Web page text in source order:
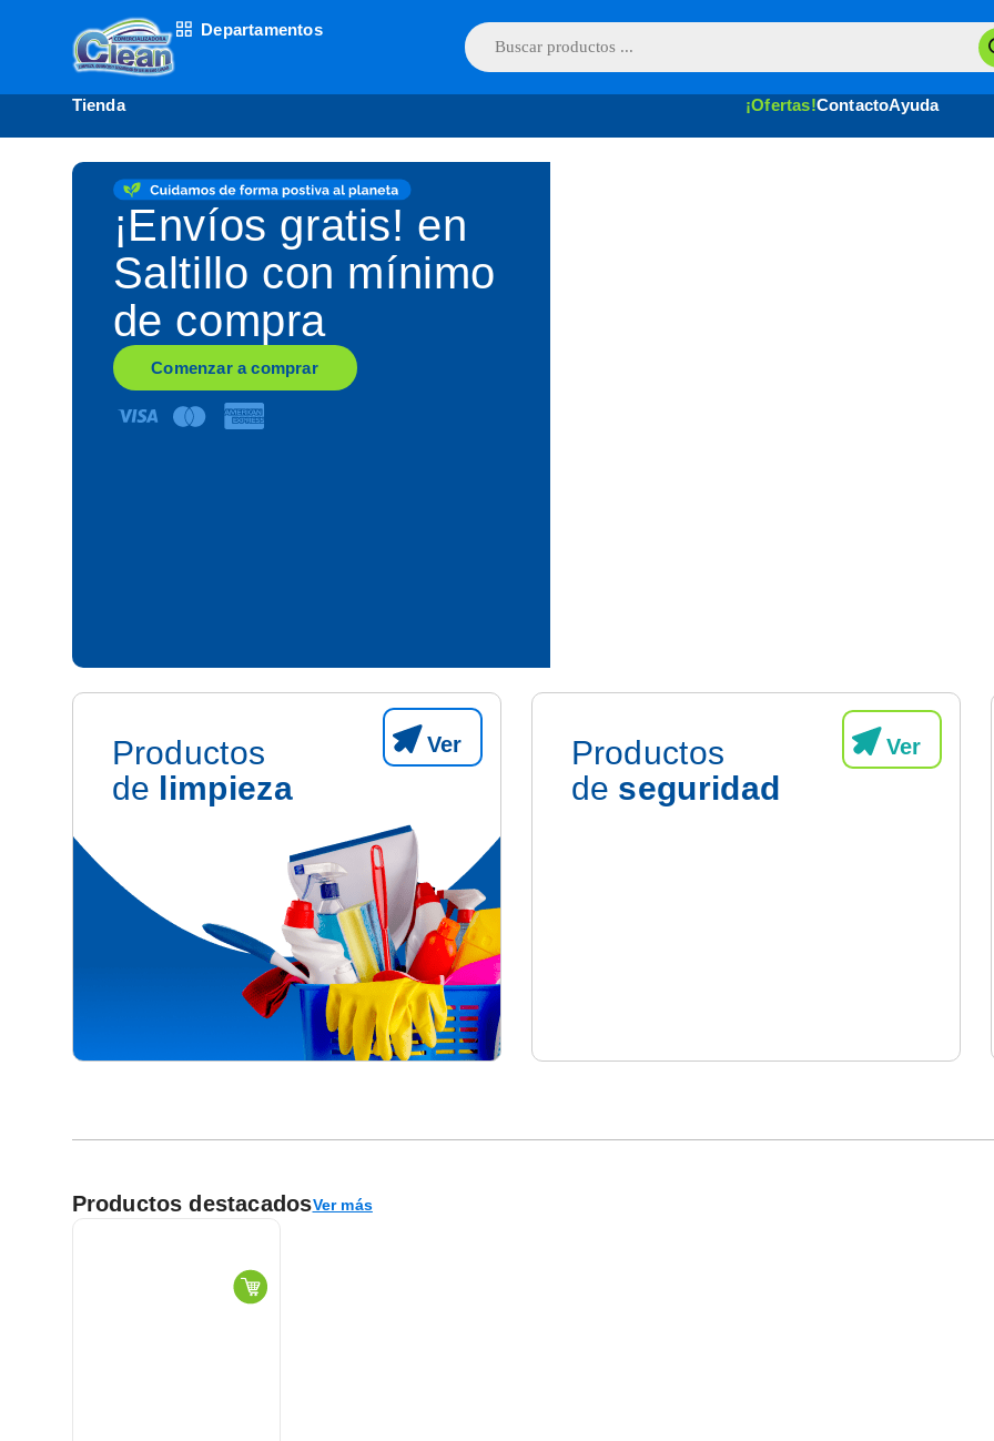
contenido
Departamentos
Búsqueda
de
productos
Tienda ¡Ofertas!ContactoAyuda
¡Envíos gratis! en
Saltillo con mínimo
de compra
Comenzar acomprar
Ver
Productos
de limpieza
Ver
Productos
de seguridad
Productos destacadosVer más